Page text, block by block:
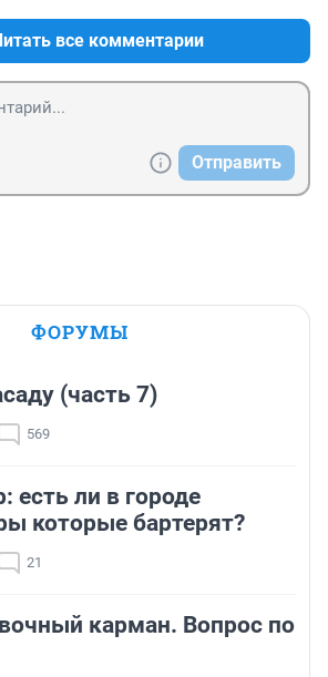
все комментарии
Отправить
ФОРУМЫ
(часть 7)
569
есть ли в городе
которые бартерят?
21
карман. Вопрос по